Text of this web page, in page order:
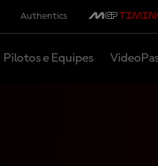
Authentics
Pilotos e Equipes